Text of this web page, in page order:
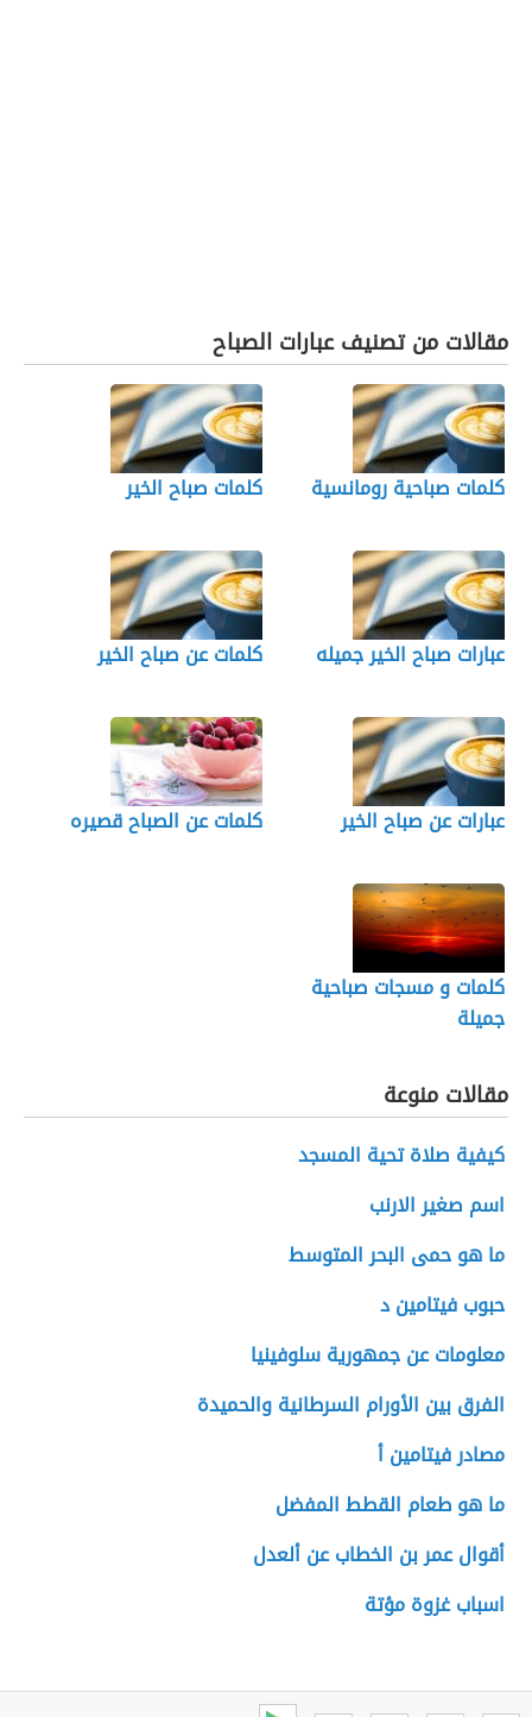
مقالات من تصنيف عبارات الصباح
كلمات صباحية رومانسية كلمات صباح الخير
عبارات صباح الخير جميله كلمات عن صباح الخير
عبارات عن صباح الخير كلمات عن الصباح قصيره
كلمات و مسجات صباحية
جميلة
مقالات منوعة
كيفية صلاة تحية المسجد
اسم صغير الارنب
ما هو حمى البحر المتوسط
حبوب فيتامين د
معلومات عن جمهورية سلوفينيا
الفرق بين الأورام السرطانية والحميدة
مصادر فيتامين أ
ما هو طعام القطط المفضل
أقوال عمر بن الخطاب عن ألعدل
اسباب غزوة مؤتة